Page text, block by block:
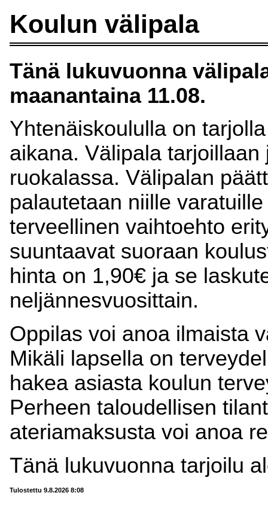
Koulun välipala
Tänä lukuvuonna
maanantaina 11.08.
Yhtenäiskoululla on
aikana. Välipala
ruokalassa. Välipalan
palautetaan niille
terveellinen vaihtoehto
suuntaavat suoraan
hinta on 1,90€ ja se
neljännesvuosittain.
Oppilas voi anoa ilmaista
Mikäli lapsella on
hakea asiasta koulun
Perheen taloudellisen
ateriamaksusta voi anoa
Tänä lukuvuonna tarjoilu
Tulostettu 9.8.2026 8:08